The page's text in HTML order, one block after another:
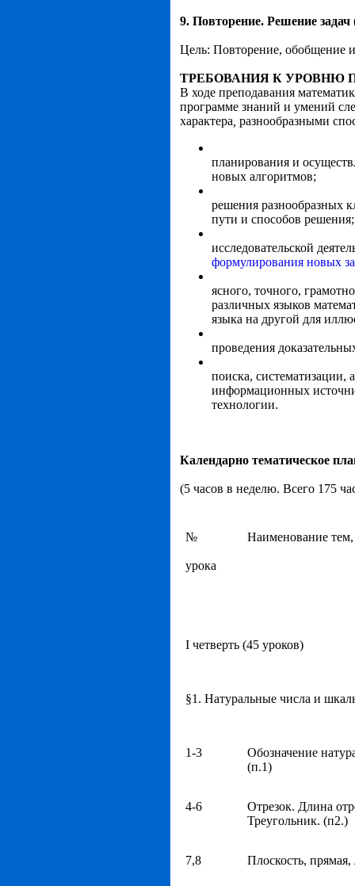
9. Повторение. Решение задач
Цель: Повторение, обобщение
ТРЕБОВАНИЯ К УРОВНЮ
В ходе преподавания
программе знаний и умений
характера разнообразными
планирования и
новых алгоритмов;
решения разнообразных
пути и способов решения;
исследовательской
формулирования новых
ясного, точного,
различных языков
языка на другой для
проведения
поиска, систематизации,
информационных
технологии.
Календарно тематическое
(5 часов в неделю. Всего 175
№
урока
Наименование тем,
Ι четверть (45 уроков)
§1. Натуральные числа и
1-3
Обозначение
(п.1)
4-6
Отрезок. Длина
Треугольник. (п2.)
7,8 Плоскость,